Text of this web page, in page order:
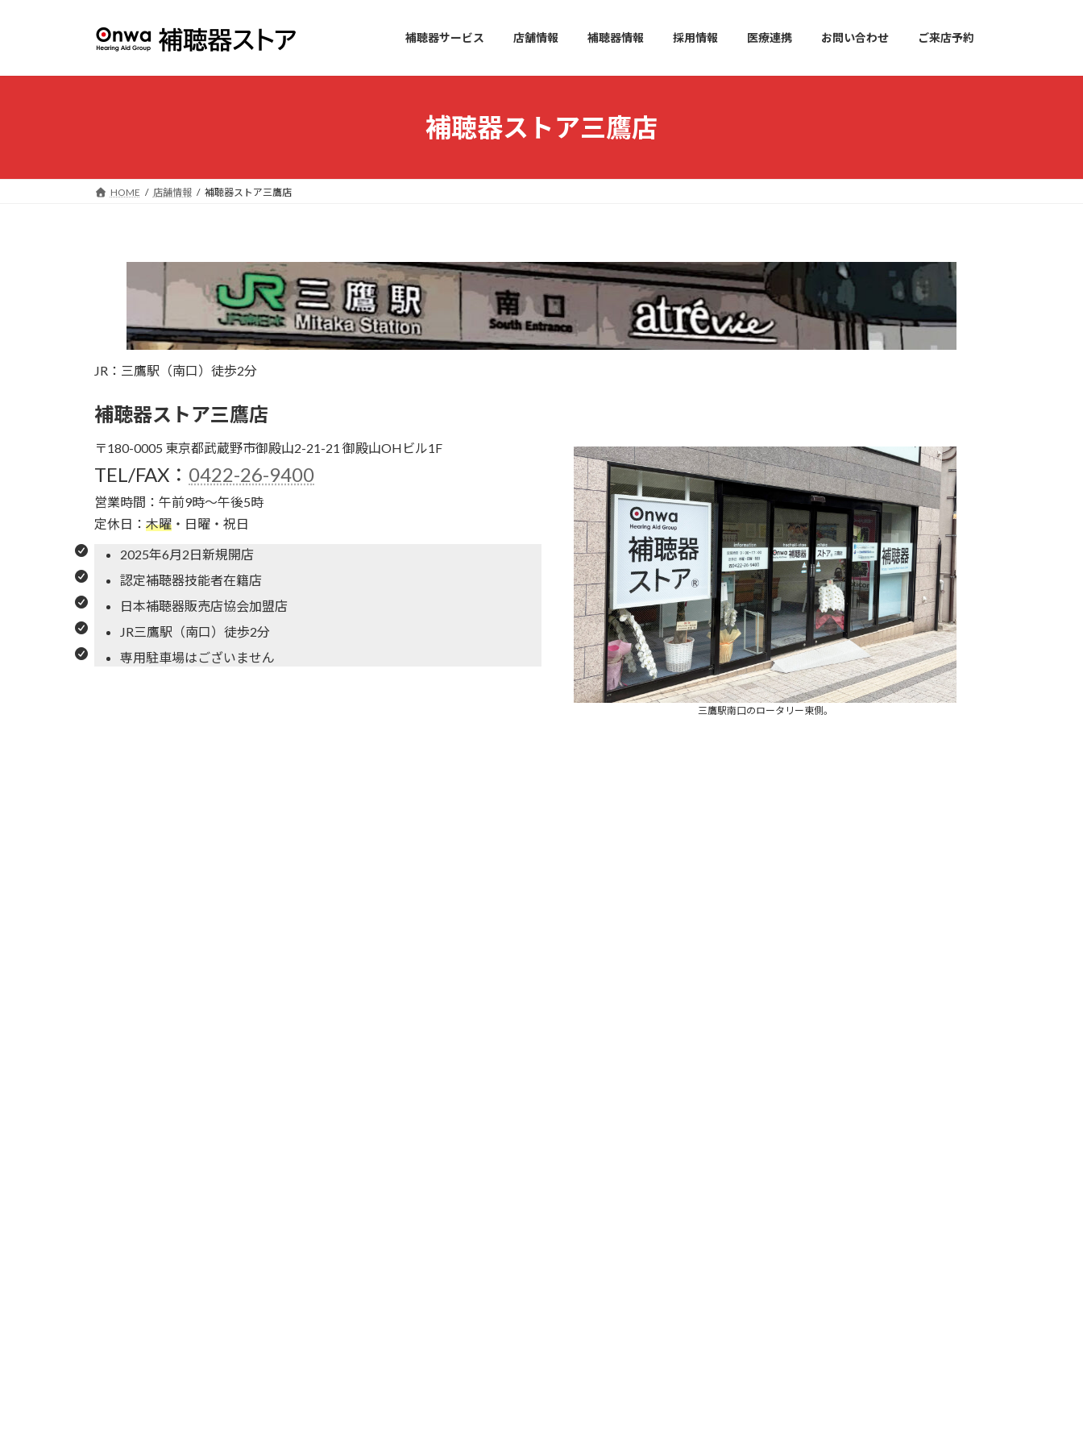
プ
動
補聴器サービス 店舗情報 補聴器情報 採用情報 医療連携 お問い合わせ ご来店予約
補聴器ストア三鷹店
HOME 店舗情報 補聴器ストア三鷹店
JR：三鷹駅（南口）徒歩2分
補聴器ストア三鷹店
〒180-0005 東京都武蔵野市御殿山2-21-21 御殿山OHビル1F
TEL/FAX： 0422-26-9400
営業時間：午前9時～午後5時
定休日： 木曜 ・日曜・祝日
2025年6月2日新規開店
認定補聴器技能者在籍店
日本補聴器販売店協会加盟店
JR三鷹駅（南口）徒歩2分
専用駐車場はございません
三鷹駅南口のロータリー東側。